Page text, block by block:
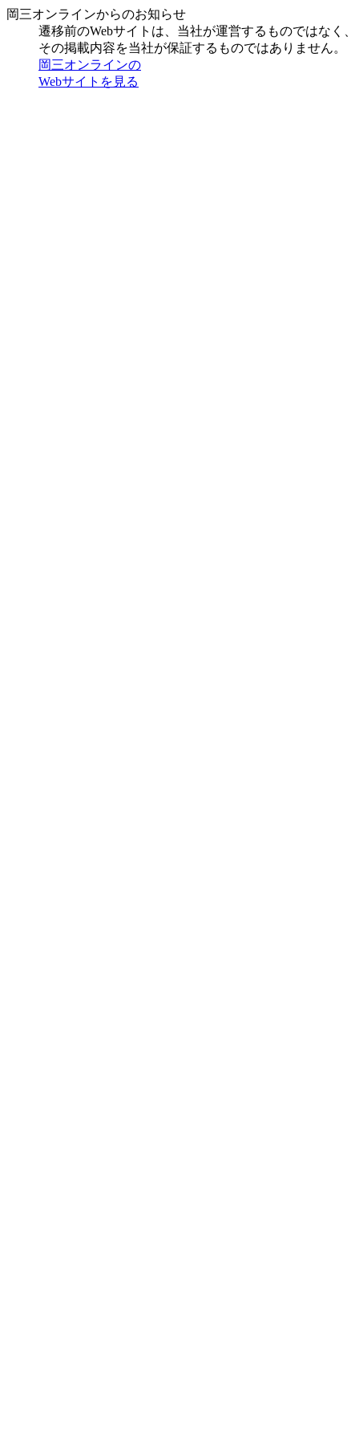
岡三オンラインからのお知らせ
遷移前のWebサイトは、当社が運営するものではなく、
その掲載内容を当社が保証するものではありません。
岡三オンラインの
Webサイトを見る